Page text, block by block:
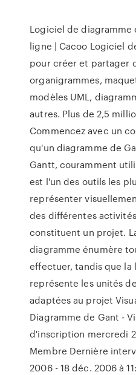
Logiciel de diagramme
ligne | Cacoo Logiciel
pour créer et partager
organigrammes,
modèles UML,
autres. Plus de 2,5
Commencez avec un
qu'un diagramme de
Gantt, couramment
est l'un des outils les
représenter
des différentes
constituent un projet.
diagramme énumère
effectuer, tandis que la
représente les unités
adaptées au projet
Diagramme de Gant -
d'inscription mercredi
Membre Dernière
2006 - 18 déc. 2006 à